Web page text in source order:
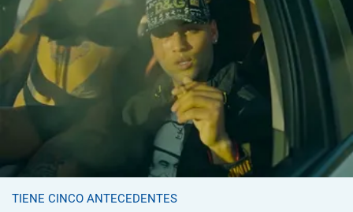
TIENE CINCO ANTECEDENTES